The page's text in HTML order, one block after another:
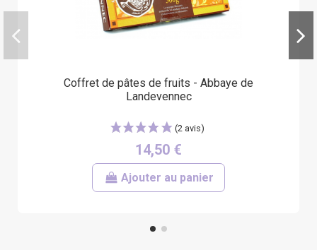
Coffret de pâtes de fruits - Abbaye de
Landevennec
14,50 €
Ajouter au panier